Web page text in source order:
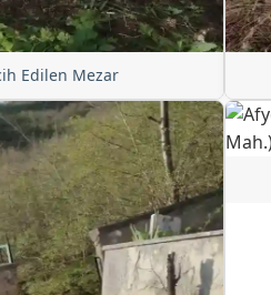
Edilen Mezar